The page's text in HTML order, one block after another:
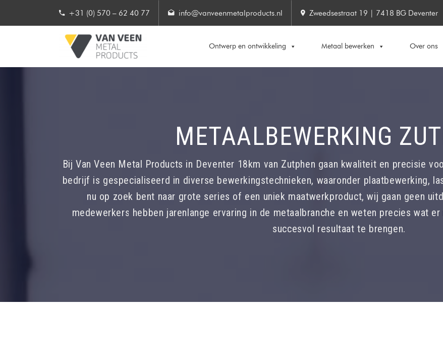
+31 (0) 570 – 62 40 77 info@vanveenmetalproducts.nl Zweedsestraat 19 | 7418 BG Deventer
Ontwerp en ontwikkeling Metaal bewerken Over ons
METAALBEWERKING
Bij Van Veen Metal Products in Deventer 18km van Zutphen gaan kwaliteit en precisie
bedrijf is gespecialiseerd in diverse bewerkingstechnieken, waaronder plaatbewerking,
nu op zoek bent naar grote series of een uniek maatwerkproduct, wij gaan geen
medewerkers hebben jarenlange ervaring in de metaalbranche en weten precies wat
succesvol resultaat te brengen.